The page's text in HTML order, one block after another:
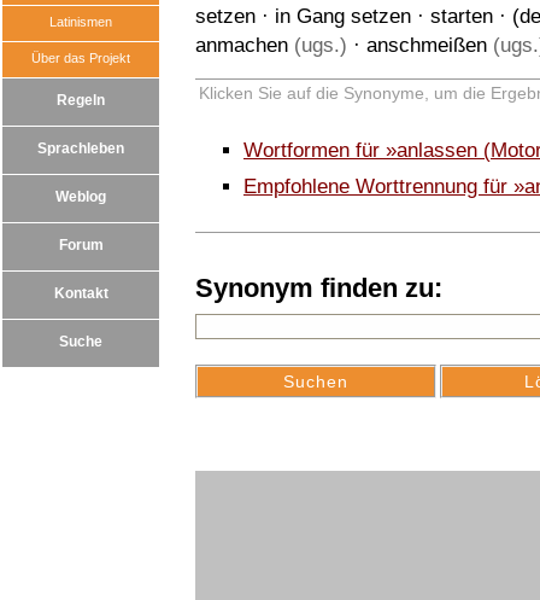
Latinismen
Über das Projekt
Regeln
Sprachleben
Weblog
Forum
Kontakt
Suche
setzen · in Gang setzen · starten ·
anmachen (ugs.) · anschmeißen
Klicken Sie auf die Synonyme, um die
Wortformen für »anlassen
Empfohlene Worttrennung für
Synonym finden zu: